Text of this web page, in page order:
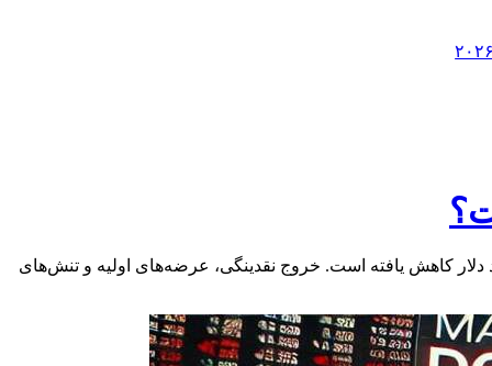
پی‌درپی در بهمن ماه، بازدهی منفی ۲.۹ درصدی را نصیب سهامداران کرد و اکنون ارزش دلاری بازار به ۱۰۰ میلیارد دلار کاهش یافته است. خروج نقدینگی، عرضه‌های اولیه و تنش‌های